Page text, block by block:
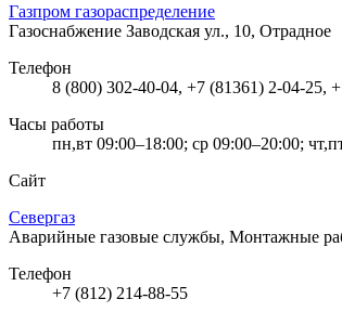
Газпром газораспределение
Газоснабжение Заводская ул., 10, Отрадное
Телефон
8 (800) 302-40-04, +7 (81361) 2-04-25,
Часы работы
пн,вт 09:00–18:00; ср 09:00–20:00;
Сайт
Севергаз
Аварийные газовые службы, Монтажные
Телефон
+7 (812) 214-88-55